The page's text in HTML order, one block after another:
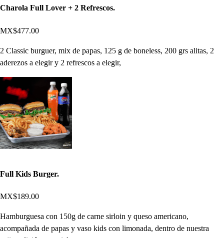
Charola Full Lover + 2 Refrescos.
MX$477.00
2 Classic burguer, mix de papas, 125 g de boneless, 200 grs alitas, 2
aderezos a elegir y 2 refrescos a elegir,
Full Kids Burger.
MX$189.00
Hamburguesa con 150g de carne sirloin y queso americano,
acompañada de papas y vaso kids con limonada, dentro de nuestra